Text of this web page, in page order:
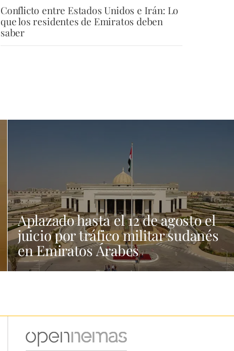
Conflicto entre Estados Unidos e Irán: Lo
que los residentes de Emiratos deben
saber
Aplazado hasta el 12 de agosto el
juicio por tráfico militar sudanés
en Emiratos Árabes